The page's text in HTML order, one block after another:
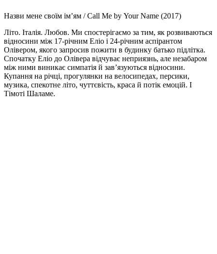
Назви мене своїм ім’ям / Call Me by Your Name (2017)
Літо. Італія. Любов. Ми спостерігаємо за тим, як розвиваються
відносини між 17-річним Еліо і 24-річним аспірантом
Олівером, якого запросив пожити в будинку батько підлітка.
Спочатку Еліо до Олівера відчуває неприязнь, але незабаром
між ними виникає симпатія й зав’язуються відносини.
Купання на річці, прогулянки на велосипедах, персики,
музика, спекотне літо, чуттєвість, краса й потік емоцій. І
Тімоті Шаламе.